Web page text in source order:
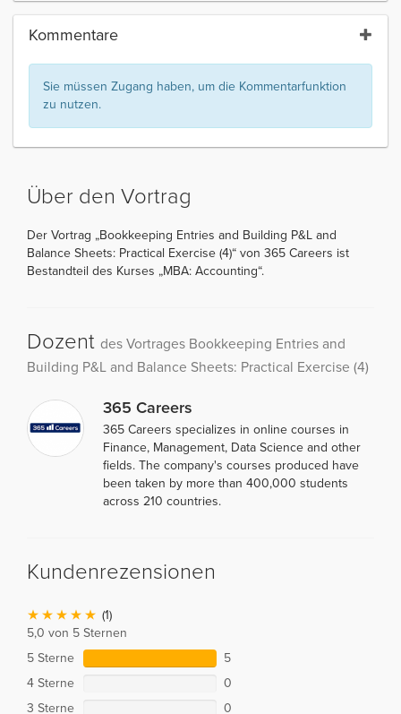
Kommentare
Sie müssen Zugang haben, um die Kommentarfunktion
zu nutzen.
Über den Vortrag
Der Vortrag „Bookkeeping Entries and Building P&L and
Balance Sheets: Practical Exercise (4)“ von 365 Careers ist
Bestandteil des Kurses „MBA: Accounting“.
Dozent des Vortrages Bookkeeping Entries and
Building P&L and Balance Sheets: Practical Exercise (4)
365 Careers
365 Careers specializes in online courses in
Finance, Management, Data Science and other
fields. The company's courses produced have
been taken by more than 400,000 students
across 210 countries.
Kundenrezensionen
(1)
5,0 von 5 Sternen
5 Sterne
5
4 Sterne
0
3 Sterne
0